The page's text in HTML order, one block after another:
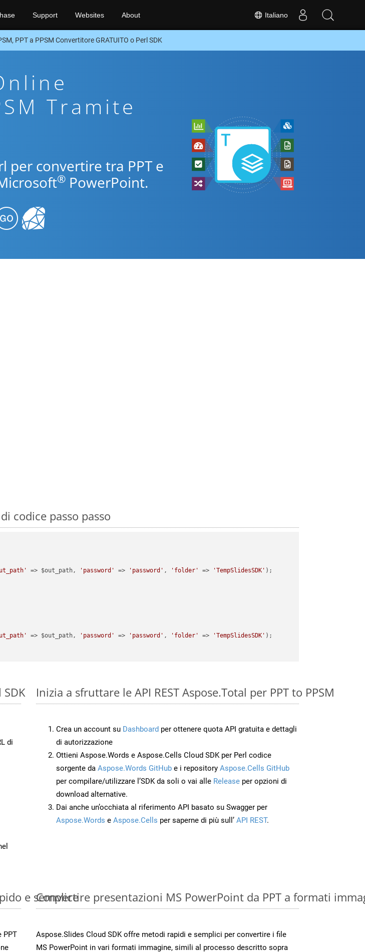
Italiano
Support Websites About
PPT a PPSM Convertitore GRATUITO o Perl SDK
Tramite
per convertire tra PPT e
® PowerPoint.
codice passo passo
=> $out_path, 'password' => 'password' , 'folder' => 'TempSlidesSDK' );
=> $out_path, 'password' => 'password' , 'folder' => 'TempSlidesSDK' );
di
Inizia a sfruttare le API REST Aspose.Total per PPT to PPSM
Crea un account su Dashboard per ottenere quota API gratuita e dettagli
di autorizzazione
Ottieni Aspose.Words e Aspose.Cells Cloud SDK per Perl codice
sorgente da Aspose.Words GitHub e i repository Aspose.Cells GitHub
per compilare/utilizzare l’SDK da soli o vai alle Release per opzioni di
download alternative.
Dai anche un’occhiata al riferimento API basato su Swagger per
Aspose.Words e Aspose.Cells per saperne di più sull’ API REST.
e semplice
PPT
Convertire presentazioni MS PowerPoint da PPT a formati
Aspose.Slides Cloud SDK offre metodi rapidi e semplici per convertire i file
MS PowerPoint in vari formati immagine, simili al processo descritto sopra